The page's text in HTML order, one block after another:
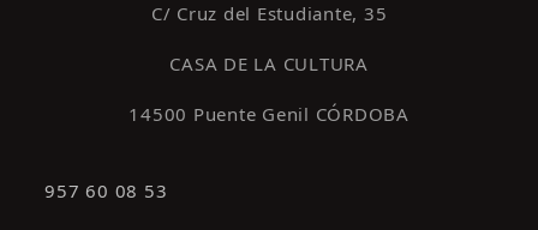
C/ Cruz del Estudiante, 35
CASA DE LA CULTURA
14500 Puente Genil CÓRDOBA
957 60 08 53